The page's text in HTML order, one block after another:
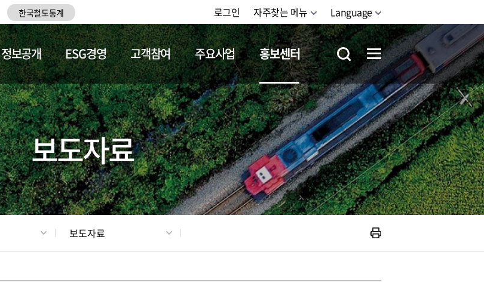
한국철도통계 로그인 자주찾는 메뉴 Language
정보공개 ESG경영 고객참여 주요사업 홍보센터
갤러리 기차소개 철도체험
보도자료
보도자료